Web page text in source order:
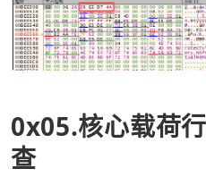
0x05.核心载荷
查